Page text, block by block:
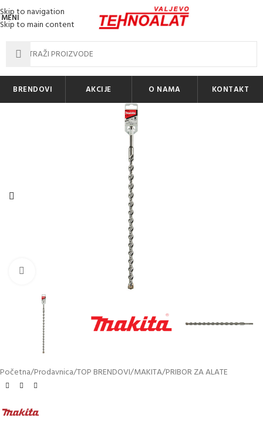
Skip to navigation
Skip to main content
MENI
BRENDOVI AKCIJE O NAMA KONTAKT
Početna/Prodavnica/TOP BRENDOVI/MAKITA/PRIBOR ZA ALATE